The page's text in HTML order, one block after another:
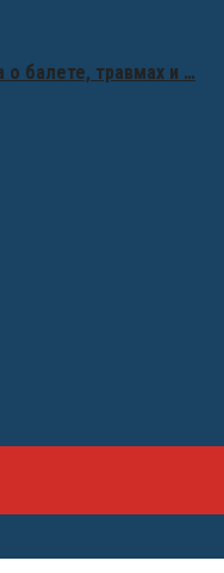
о балете, травмах и …